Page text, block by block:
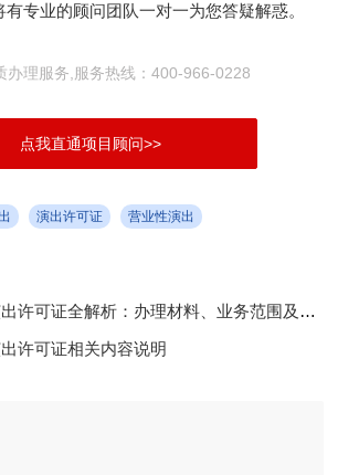
专业的顾问团队一对一为您答疑解惑。
办理服务,服务热线：400-966-0228
点我直通项目顾问>>
演出许可证
营业性演出
许可证全解析：办理材料、业务范围及相关要点
许可证相关内容说明